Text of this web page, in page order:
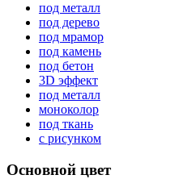
под металл
под дерево
под мрамор
под камень
под бетон
3D эффект
под металл
моноколор
под ткань
с рисунком
Основной цвет